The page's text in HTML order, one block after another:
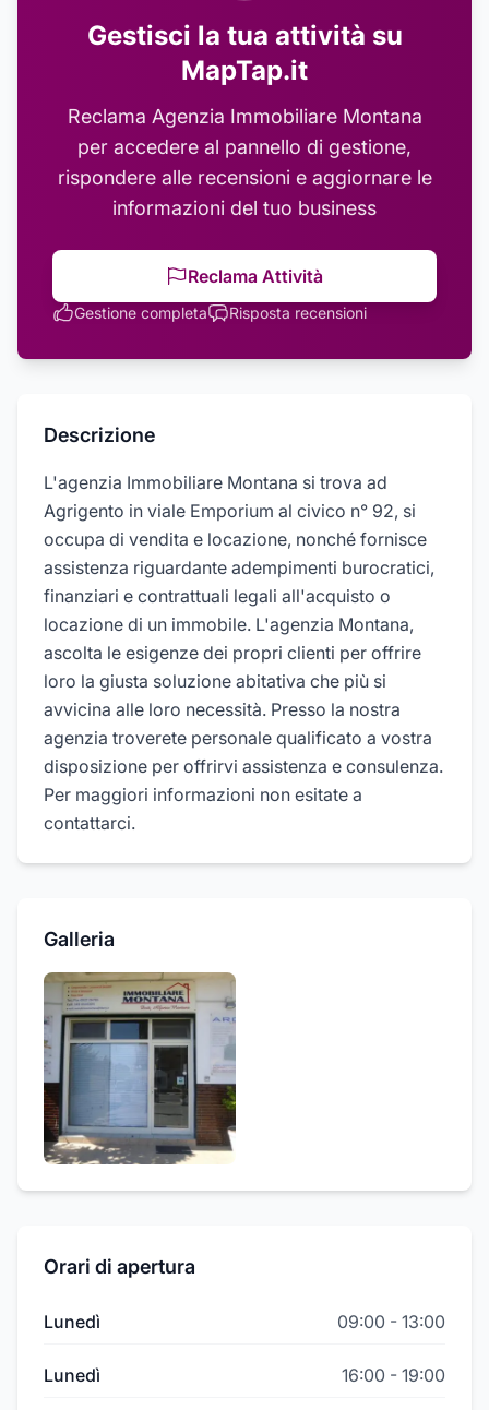
Gestisci la tua attività su
MapTap.it
Reclama Agenzia Immobiliare Montana
per accedere al pannello di gestione,
rispondere alle recensioni e aggiornare le
informazioni del tuo business
Reclama Attività
Gestione completa Risposta recensioni
Descrizione
L'agenzia Immobiliare Montana si trova ad
Agrigento in viale Emporium al civico n° 92, si
occupa di vendita e locazione, nonché fornisce
assistenza riguardante adempimenti burocratici,
finanziari e contrattuali legali all'acquisto o
locazione di un immobile. L'agenzia Montana,
ascolta le esigenze dei propri clienti per offrire
loro la giusta soluzione abitativa che più si
avvicina alle loro necessità. Presso la nostra
agenzia troverete personale qualificato a vostra
disposizione per offrirvi assistenza e consulenza.
Per maggiori informazioni non esitate a
contattarci.
Galleria
Orari di apertura
Lunedì 09:00 - 13:00
Lunedì 16:00 - 19:00